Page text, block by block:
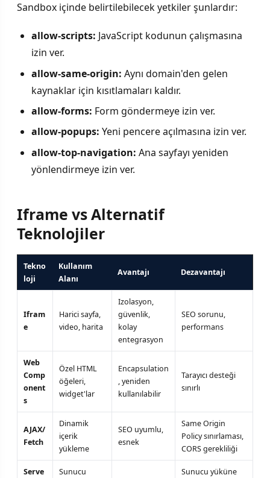
Sandbox içinde belirtilebilecek yetkiler şunlardır:
allow-scripts: JavaScript kodunun çalışmasına
izin ver.
allow-same-origin: Aynı domain'den gelen
kaynaklar için kısıtlamaları kaldır.
allow-forms: Form göndermeye izin ver.
allow-popups: Yeni pencere açılmasına izin ver.
allow-top-navigation: Ana sayfayı yeniden
yönlendirmeye izin ver.
Iframe vs Alternatif
Teknolojiler
Tekno
loji
Kullanım
Alanı
Avantajı Dezavantajı
Ifram
e
Harici sayfa,
video, harita
Izolasyon,
güvenlik,
kolay
entegrasyon
SEO sorunu,
performans
Web
Comp
onent
s
Özel HTML
öğeleri,
widget'lar
Encapsulation
, yeniden
kullanılabilir
Tarayıcı desteği
sınırlı
AJAX/
Fetch
Dinamik
içerik
yükleme
SEO uyumlu,
esnek
Same Origin
Policy sınırlaması,
CORS gerekliliği
Serve
Sunucu
Sunucu yüküne